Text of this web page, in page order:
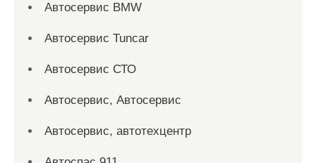
Автосервис BMW
Автосервис Tuncar
Автосервис СТО
Автосервис, Автосервис
Автосервис, автотехцентр